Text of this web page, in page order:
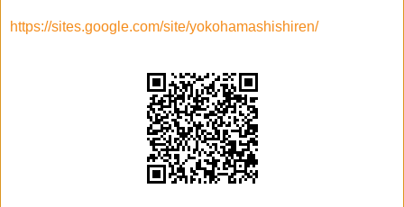
https://sites.google.com/site/yokohamashishiren/